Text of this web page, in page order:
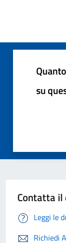
su
Contatta il
Leggi le
Richiedi